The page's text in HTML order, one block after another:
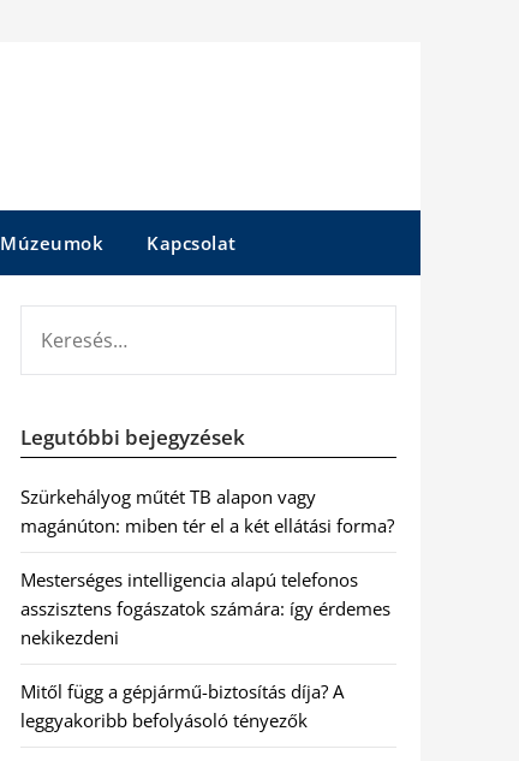
Múzeumok Kapcsolat
Legutóbbi bejegyzések
Szürkehályog műtét TB alapon vagy
magánúton: miben tér el a két ellátási forma?
Mesterséges intelligencia alapú telefonos
asszisztens fogászatok számára: így érdemes
nekikezdeni
Mitől függ a gépjármű-biztosítás díja? A
leggyakoribb befolyásoló tényezők